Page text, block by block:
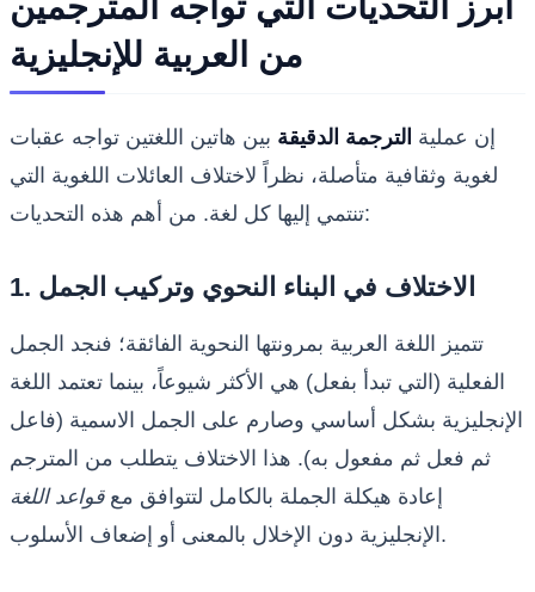
أبرز التحديات التي تواجه المترجمين
من العربية للإنجليزية
إن عملية الترجمة الدقيقة بين هاتين اللغتين تواجه عقبات
لغوية وثقافية متأصلة، نظراً لاختلاف العائلات اللغوية التي
تنتمي إليها كل لغة. من أهم هذه التحديات:
1. الاختلاف في البناء النحوي وتركيب الجمل
تتميز اللغة العربية بمرونتها النحوية الفائقة؛ فنجد الجمل
الفعلية (التي تبدأ بفعل) هي الأكثر شيوعاً، بينما تعتمد اللغة
الإنجليزية بشكل أساسي وصارم على الجمل الاسمية (فاعل
ثم فعل ثم مفعول به). هذا الاختلاف يتطلب من المترجم
إعادة هيكلة الجملة بالكامل لتتوافق معقواعد اللغة
الإنجليزية دون الإخلال بالمعنى أو إضعاف الأسلوب.